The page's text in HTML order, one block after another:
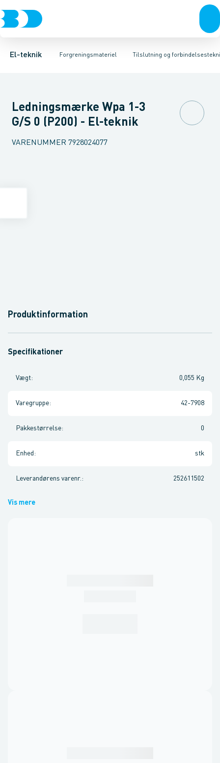
El-teknik Forgreningsmateriel
Afbrydere, stikkontakter & lampeudtagForgreningsmateriel
Tilslutning og
KabelgennemføringsmaterielRækkeklemmerTilslutning og
Krone- og samlemuffeTapePreskabelsko AL Isoleret
Ledningsmærke Wpa 1-3
G/S 0 (P200) - El-teknik
VARENUMMER 7928024077
Produktinformation
Specifikationer
Vægt: 0,055 Kg
Varegruppe: 42-7908
Pakkestørrelse: 0
Enhed : stk
Leverandørens varenr. : 252611502
Vis mere